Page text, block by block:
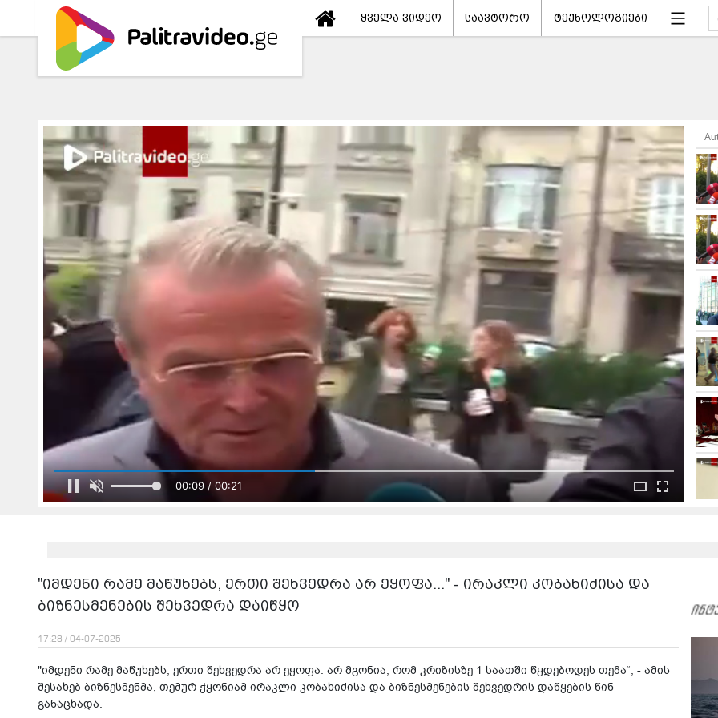
ყველა ვიდეო საავტორო ტექნოლოგიები
00:11 / 00:21
"იმდენი რამე მაწუხებს, ერთი შეხვედრა არ ეყოფა..." - ირაკლი კობახიძისა და
ბიზნესმენების შეხვედრა დაიწყო
17:28 / 04-07-2025
"იმდენი რამე მაწუხებს, ერთი შეხვედრა არ ეყოფა. არ მგონია, რომ კრიზისზე 1 საათში წყდებოდეს თემა“, - ამის
შესახებ ბიზნესმენმა, თემურ ჭყონიამ ირაკლი კობახიძისა და ბიზნესმენების შეხვედრის დაწყების წინ
განაცხადა.